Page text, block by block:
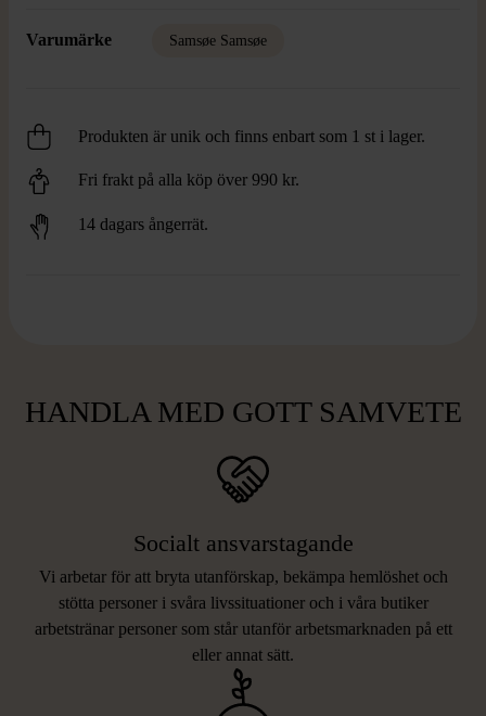
Varumärke Samsøe Samsøe
Produkten är unik och finns enbart som 1 st i lager.
Fri frakt på alla köp över 990 kr.
14 dagars ångerrät.
HANDLA MED GOTT SAMVETE
Socialt ansvarstagande
Vi arbetar för att bryta utanförskap, bekämpa hemlöshet och
stötta personer i svåra livssituationer och i våra butiker
arbetstränar personer som står utanför arbetsmarknaden på ett
eller annat sätt.